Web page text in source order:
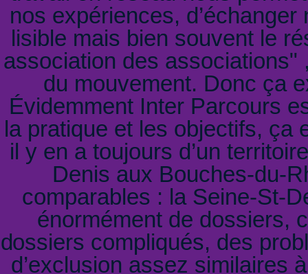
nos expériences,
lisible mais bien souvent le
association des associations"
du mouvement. Donc ça
Évidemment Inter Parcours
la pratique et les objectifs, ça
il y en a toujours d’un
Denis aux Bouches-du-
comparables : la Seine-St-
énormément de dossiers,
dossiers compliqués, des
d’exclusion assez similaires